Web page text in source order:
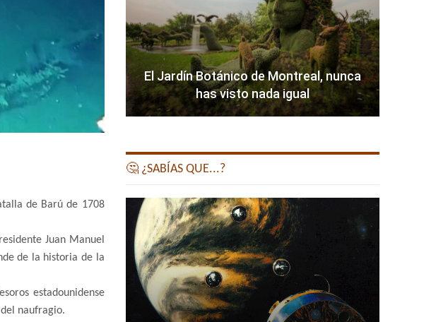
de Barú de 1708
Juan Manuel
de la historia de la
estadounidense
naufragio.
El Jardín Botánico de Montreal, nunca
has visto nada igual
🤔 ¿SABÍAS QUE...?